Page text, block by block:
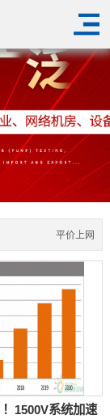
平价上网
1500V系统加速